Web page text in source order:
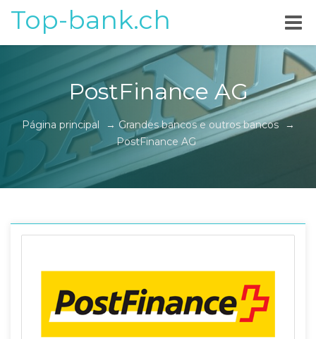
Top-bank.ch
PostFinance AG
Página principal → Grandes bancos e outros bancos
→
PostFinance AG